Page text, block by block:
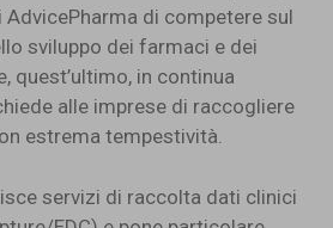
di competere sul
sviluppo dei farmaci e dei
quest’ultimo, in continua
alle imprese di raccogliere
estrema tempestività.
servizi di raccolta dati clinici